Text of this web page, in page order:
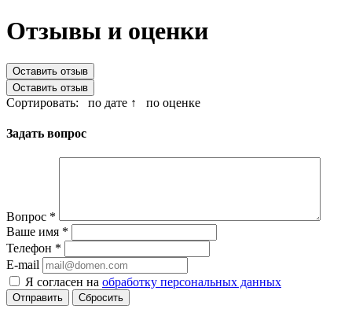
Отзывы и оценки
Оставить отзыв
Оставить отзыв
Сортировать: по дате ↑ по оценке
Задать вопрос
Вопрос *
Ваше имя *
Телефон *
E-mail
Я согласен на обработку персональных данных
Сбросить